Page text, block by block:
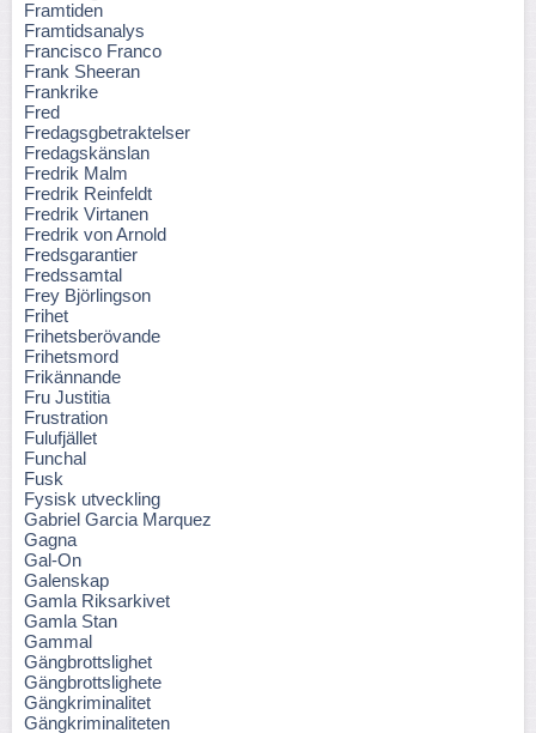
Framtiden
Framtidsanalys
Francisco Franco
Frank Sheeran
Frankrike
Fred
Fredagsgbetraktelser
Fredagskänslan
Fredrik Malm
Fredrik Reinfeldt
Fredrik Virtanen
Fredrik von Arnold
Fredsgarantier
Fredssamtal
Frey Björlingson
Frihet
Frihetsberövande
Frihetsmord
Frikännande
Fru Justitia
Frustration
Fulufjället
Funchal
Fusk
Fysisk utveckling
Gabriel Garcia Marquez
Gagna
Gal-On
Galenskap
Gamla Riksarkivet
Gamla Stan
Gammal
Gängbrottslighet
Gängbrottslighete
Gängkriminalitet
Gängkriminaliteten